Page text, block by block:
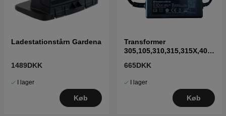
Ladestationstårn Gardena
1489DKK
I lager
Køb
Transformer
305,105,310,315,315X,405
Mark II
665DKK
I lager
Køb